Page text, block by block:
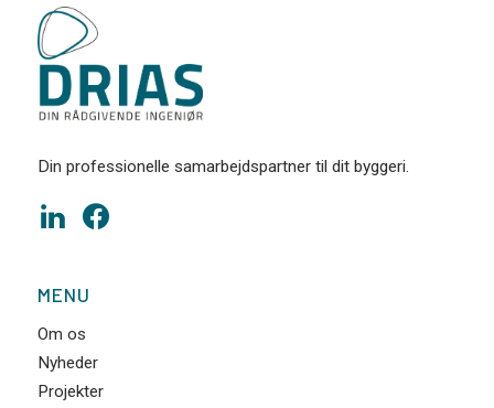
Din professionelle samarbejdspartner til dit byggeri.
MENU
Om os
Nyheder
Projekter